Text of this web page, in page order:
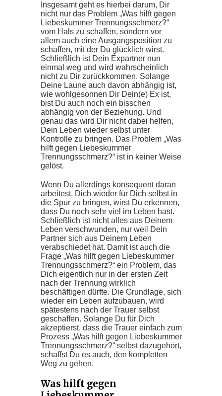
Insgesamt geht es hierbei darum, Dir
nicht nur das Problem „Was hilft gegen
Liebeskummer Trennungsschmerz?“
vom Hals zu schaffen, sondern vor
allem auch eine Ausgangsposition zu
schaffen, mit der Du glücklich wirst.
Schließlich ist Dein Expartner nun
einmal weg und wird wahrscheinlich
nicht zu Dir zurückkommen. Solange
Deine Laune auch davon abhängig ist,
wie wohlgesonnen Dir Dein(e) Ex ist,
bist Du auch noch ein bisschen
abhängig von der Beziehung. Und
genau das wird Dir nicht dabei helfen,
Dein Leben wieder selbst unter
Kontrolle zu bringen. Das Problem „Was
hilft gegen Liebeskummer
Trennungsschmerz?“ ist in keiner Weise
gelöst.
Wenn Du allerdings konsequent daran
arbeitest, Dich wieder für Dich selbst in
die Spur zu bringen, wirst Du erkennen,
dass Du noch sehr viel im Leben hast.
Schließlich ist nicht alles aus Deinem
Leben verschwunden, nur weil Dein
Partner sich aus Deinem Leben
verabschiedet hat. Damit ist auch die
Frage „Was hilft gegen Liebeskummer
Trennungsschmerz?“ ein Problem, das
Dich eigentlich nur in der ersten Zeit
nach der Trennung wirklich
beschäftigen dürfte. Die Grundlage, sich
wieder ein Leben aufzubauen, wird
spätestens nach der Trauer selbst
geschaffen. Solange Du für Dich
akzeptierst, dass die Trauer einfach zum
Prozess „Was hilft gegen Liebeskummer
Trennungsschmerz?“ selbst dazugehört,
schaffst Du es auch, den kompletten
Weg zu gehen.
Was hilft gegen